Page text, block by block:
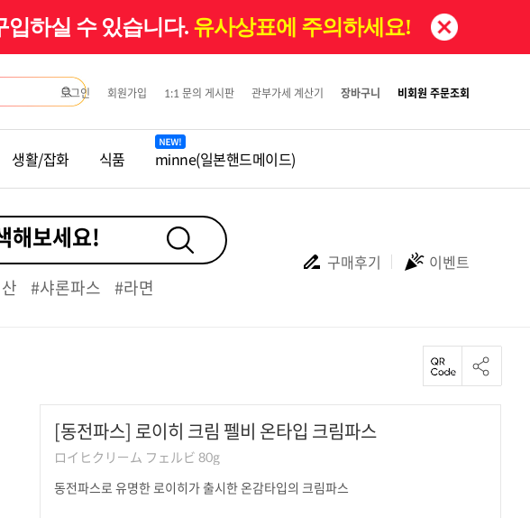
입하실 수 있습니다. 유사상표에 주의하세요!
생활/잡화 식품 minne(일본핸드메이드)
로그인 회원가입 1:1 문의 게시판 관부가세 계산기 장바구니 비회원 주문조회
#샤론파스 #라면
구매후기 이벤트
[동전파스] 로이히 크림 펠비 온타입 크림파스
ロイヒクリーム フェルビ 80g
동전파스로 유명한 로이히가 출시한 온감타입의 크림파스